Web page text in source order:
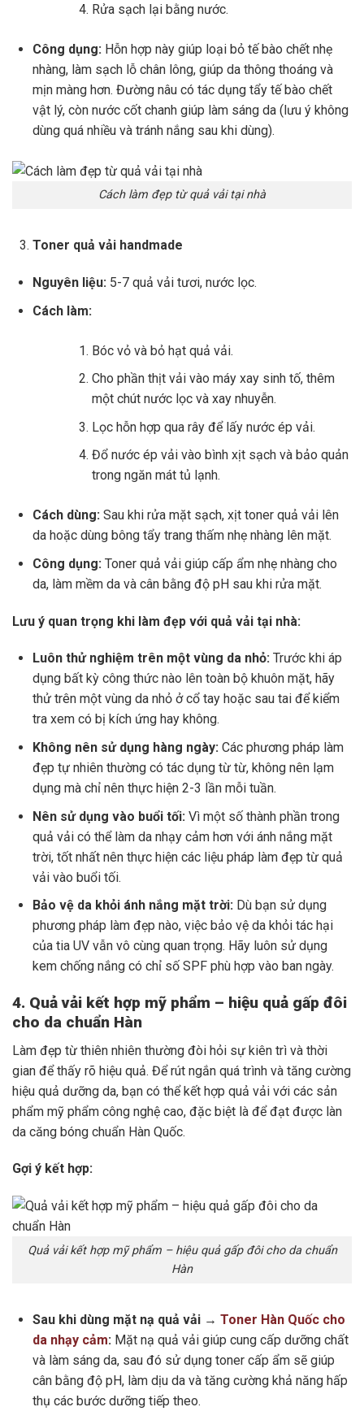
Rửa sạch lại bằng nước.
Công dụng: Hỗn hợp này giúp loại bỏ tế bào chết nhẹ
nhàng, làm sạch lỗ chân lông, giúp da thông thoáng và
mịn màng hơn. Đường nâu có tác dụng tẩy tế bào chết
vật lý, còn nước cốt chanh giúp làm sáng da (lưu ý không
dùng quá nhiều và tránh nắng sau khi dùng).
Cách làm đẹp từ quả vải tại nhà
Toner quả vải handmade
Nguyên liệu: 5-7 quả vải tươi, nước lọc.
Cách làm:
Bóc vỏ và bỏ hạt quả vải.
Cho phần thịt vải vào máy xay sinh tố, thêm
một chút nước lọc và xay nhuyễn.
Lọc hỗn hợp qua rây để lấy nước ép vải.
Đổ nước ép vải vào bình xịt sạch và bảo quản
trong ngăn mát tủ lạnh.
Cách dùng: Sau khi rửa mặt sạch, xịt toner quả vải lên
da hoặc dùng bông tẩy trang thấm nhẹ nhàng lên mặt.
Công dụng: Toner quả vải giúp cấp ẩm nhẹ nhàng cho
da, làm mềm da và cân bằng độ pH sau khi rửa mặt.
Lưu ý quan trọng khi làm đẹp với quả vải tại nhà:
Luôn thử nghiệm trên một vùng da nhỏ: Trước khi áp
dụng bất kỳ công thức nào lên toàn bộ khuôn mặt, hãy
thử trên một vùng da nhỏ ở cổ tay hoặc sau tai để kiểm
tra xem có bị kích ứng hay không.
Không nên sử dụng hàng ngày: Các phương pháp làm
đẹp tự nhiên thường có tác dụng từ từ, không nên lạm
dụng mà chỉ nên thực hiện 2-3 lần mỗi tuần.
Nên sử dụng vào buổi tối: Vì một số thành phần trong
quả vải có thể làm da nhạy cảm hơn với ánh nắng mặt
trời, tốt nhất nên thực hiện các liệu pháp làm đẹp từ quả
vải vào buổi tối.
Bảo vệ da khỏi ánh nắng mặt trời: Dù bạn sử dụng
phương pháp làm đẹp nào, việc bảo vệ da khỏi tác hại
của tia UV vẫn vô cùng quan trọng. Hãy luôn sử dụng
kem chống nắng có chỉ số SPF phù hợp vào ban ngày.
4. Quả vải kết hợp mỹ phẩm – hiệu quả gấp đôi
cho da chuẩn Hàn
Làm đẹp từ thiên nhiên thường đòi hỏi sự kiên trì và thời
gian để thấy rõ hiệu quả. Để rút ngắn quá trình và tăng cường
hiệu quả dưỡng da, bạn có thể kết hợp quả vải với các sản
phẩm mỹ phẩm công nghệ cao, đặc biệt là để đạt được làn
da căng bóng chuẩn Hàn Quốc.
Gợi ý kết hợp:
Quả vải kết hợp mỹ phẩm – hiệu quả gấp đôi cho da chuẩn
Hàn
Sau khi dùng mặt nạ quả vải → Toner Hàn Quốc cho
da nhạy cảm: Mặt nạ quả vải giúp cung cấp dưỡng chất
và làm sáng da, sau đó sử dụng toner cấp ẩm sẽ giúp
cân bằng độ pH, làm dịu da và tăng cường khả năng hấp
thụ các bước dưỡng tiếp theo.